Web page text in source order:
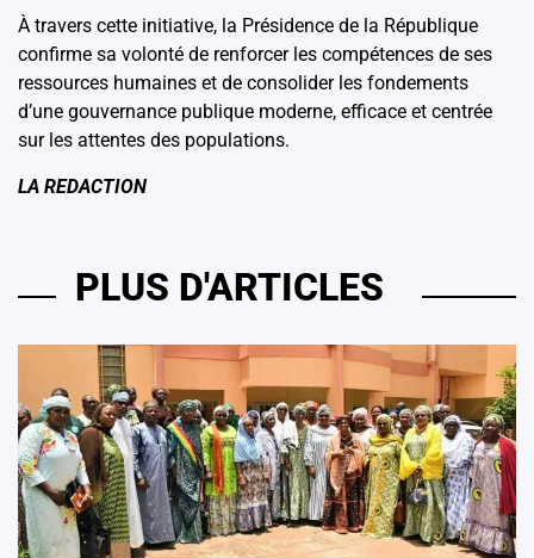
À travers cette initiative, la Présidence de la République
confirme sa volonté de renforcer les compétences de ses
ressources humaines et de consolider les fondements
d’une gouvernance publique moderne, efficace et centrée
sur les attentes des populations.
LA REDACTION
PLUS D'ARTICLES